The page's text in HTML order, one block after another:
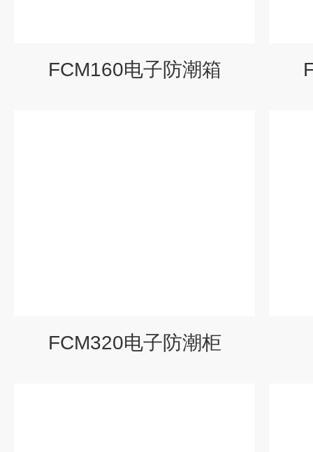
FCM160电子防潮箱
FCM320电子防潮柜